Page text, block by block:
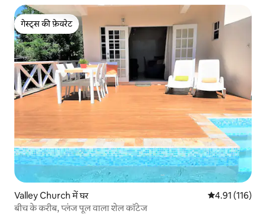
गेस्ट्स की फ़ेवरेट
गेस्ट्स की फ़ेवरेट
Valley Church में घर औसत रेटिंग 5 में से
4.91 (116)
बीच के करीब, प्लंज पूल वाला शेल कॉटेज